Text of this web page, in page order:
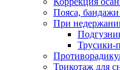
Пояса,
При
Трусики-
Трикотаж для